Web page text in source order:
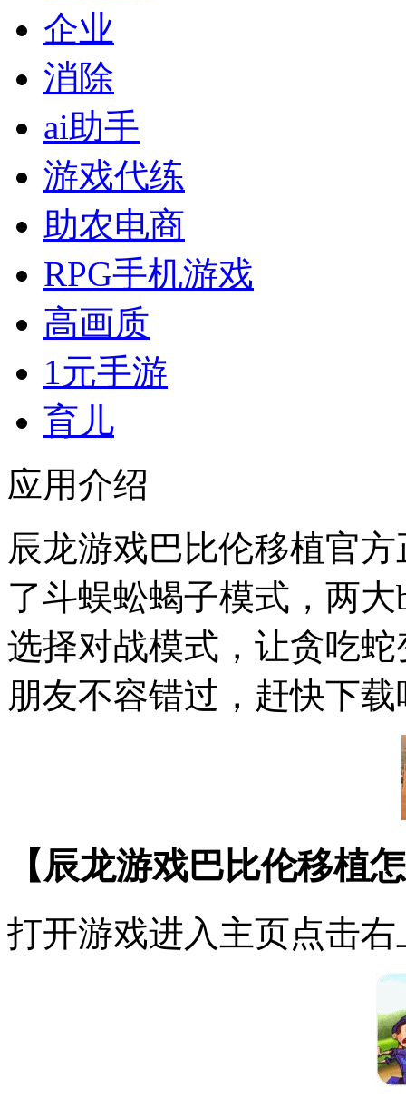
企业
消除
ai助手
游戏代练
助农电商
RPG手机游戏
高画质
1元手游
育儿
应用介绍
辰龙游戏巴比伦移植官
了斗蜈蚣蝎子模式，两
选择对战模式，让贪吃
朋友不容错过，赶快下载
【辰龙游戏巴比伦移植
打开游戏进入主页点击